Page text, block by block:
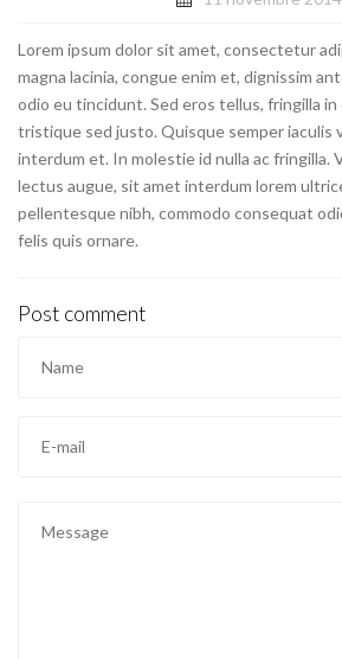
Lorem ipsum dolor sit amet, consectetur
magna lacinia, congue enim et, dignissim
odio eu tincidunt. Sed eros tellus, fringilla
tristique sed justo. Quisque semper iaculis
interdum et. In molestie id nulla ac fringilla.
lectus augue, sit amet interdum lorem
pellentesque nibh, commodo consequat
felis quis ornare.
Post comment